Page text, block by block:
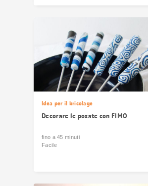
Idea per il bricolage
Decorare le posate con FIMO
fino a 45 minuti
Facile